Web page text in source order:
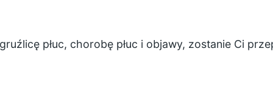
płuc, chorobę płuc i objawy, zostanie Ci